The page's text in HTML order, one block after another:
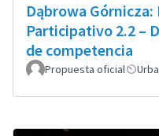
Dąbrowa
Participativo 2.2 –
de competencia
Propuesta oficial